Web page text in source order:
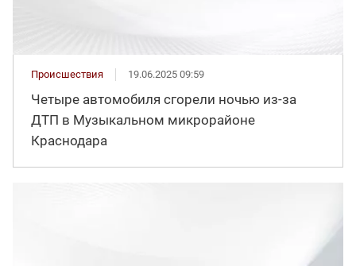
Происшествия 19.06.2025 09:59
Четыре автомобиля сгорели ночью из-за
ДТП в Музыкальном микрорайоне
Краснодара